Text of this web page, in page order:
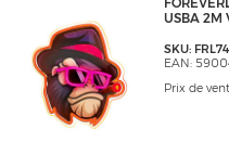
USBA 2M
SKU:
EAN:
Prix de